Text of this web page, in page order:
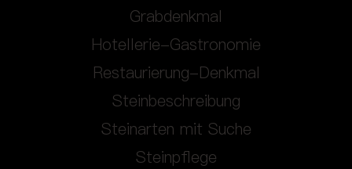
Grabdenkmal
Hotellerie-Gastronomie
Restaurierung-Denkmal
Steinbeschreibung
Steinarten mit Suche
Steinpflege